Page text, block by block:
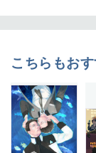
こちらもお